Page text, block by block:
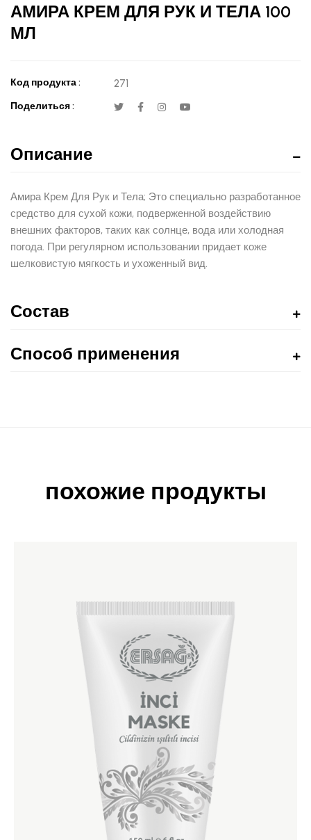
АМИРА КРЕМ ДЛЯ РУК И ТЕЛА 100
МЛ
Код продукта : 271
Поделиться :
Описание
Амира Крем Для Рук и Тела; Это специально разработанное
средство для сухой кожи, подверженной воздействию
внешних факторов, таких как солнце, вода или холодная
погода. При регулярном использовании придает коже
шелковистую мягкость и ухоженный вид.
Состав
Способ применения
похожие продукты